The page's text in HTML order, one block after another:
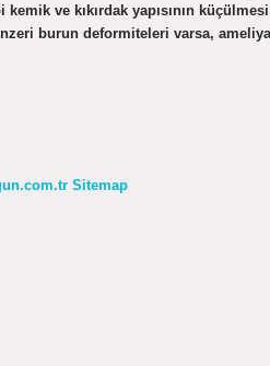
ve kıkırdak yapısının
burun deformiteleri varsa,
Sitemap